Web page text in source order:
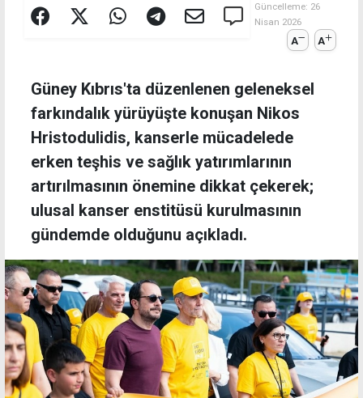
Güncelleme: 26
Nisan 2026
A A
Güney Kıbrıs'ta düzenlenen geleneksel
farkındalık yürüyüşte konuşan Nikos
Hristodulidis, kanserle mücadelede
erken teşhis ve sağlık yatırımlarının
artırılmasının önemine dikkat çekerek;
ulusal kanser enstitüsü kurulmasının
gündemde olduğunu açıkladı.